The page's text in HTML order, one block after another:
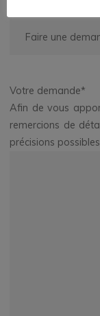
Votre demande*
Afin de vous
remercions de
précisions possibles